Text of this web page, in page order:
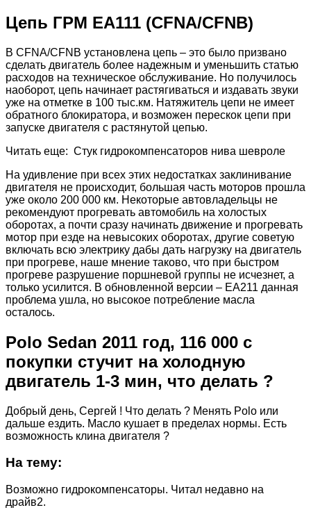
Цепь ГРМ EA111 (CFNA/CFNB)
В CFNA/CFNB установлена цепь – это было призвано
сделать двигатель более надежным и уменьшить статью
расходов на техническое обслуживание. Но получилось
наоборот, цепь начинает растягиваться и издавать звуки
уже на отметке в 100 тыс.км. Натяжитель цепи не имеет
обратного блокиратора, и возможен перескок цепи при
запуске двигателя с растянутой цепью.
Читать еще: Стук гидрокомпенсаторов нива шевроле
На удивление при всех этих недостатках заклинивание
двигателя не происходит, большая часть моторов прошла
уже около 200 000 км. Некоторые автовладельцы не
рекомендуют прогревать автомобиль на холостых
оборотах, а почти сразу начинать движение и прогревать
мотор при езде на невысоких оборотах, другие советую
включать всю электрику дабы дать нагрузку на двигатель
при прогреве, наше мнение таково, что при быстром
прогреве разрушение поршневой группы не исчезнет, а
только усилится. В обновленной версии – EA211 данная
проблема ушла, но высокое потребление масла
осталось.
Polo Sedan 2011 год, 116 000 с
покупки стучит на холодную
двигатель 1-3 мин, что делать ?
Добрый день, Сергей ! Что делать ? Менять Polo или
дальше ездить. Масло кушает в пределах нормы. Есть
возможность клина двигателя ?
На тему:
Возможно гидрокомпенсаторы. Читал недавно на
драйв2.